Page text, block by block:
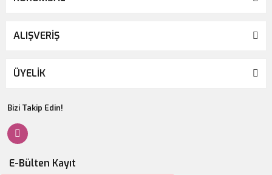
ALIŞVERİŞ
ÜYELİK
Bizi Takip Edin!
E-Bülten Kayıt